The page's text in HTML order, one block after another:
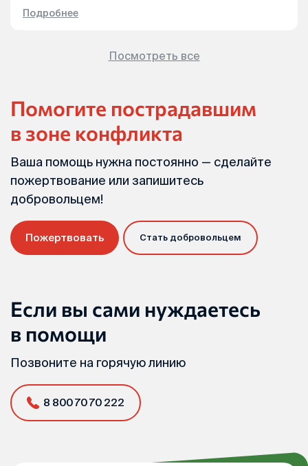
Подробнее
Посмотреть все
Помогите пострадавшим
в зоне конфликта
Ваша помощь нужна постоянно — сделайте
пожертвование или запишитесь
добровольцем!
Пожертвовать Стать добровольцем
Если вы сами нуждаетесь
в помощи
Позвоните на горячую линию
8 800 70 70 222